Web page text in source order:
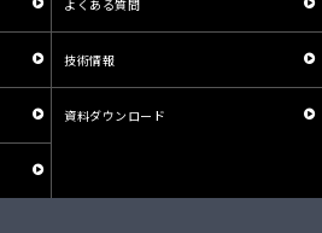
よくある質問
技術情報
資料ダウンロード